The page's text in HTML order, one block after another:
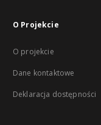
O Projekcie
O projekcie
Dane kontaktowe
Deklaracja dostępności